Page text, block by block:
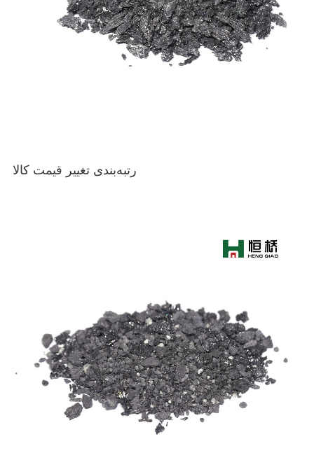
رتبه‌بندی تغییر قیمت کالا